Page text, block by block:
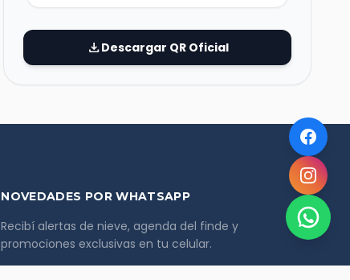
downloadDescargar QR Oficial
NOVEDADES POR WHATSAPP
Recibí alertas de nieve, agenda del finde y
promociones exclusivas en tu celular.